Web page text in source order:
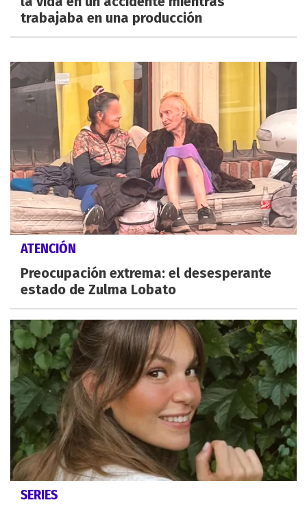
trabajaba en una producción
ATENCIÓN
Preocupación extrema: el desesperante
estado de Zulma Lobato
SERIES